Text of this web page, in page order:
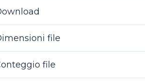
file
file